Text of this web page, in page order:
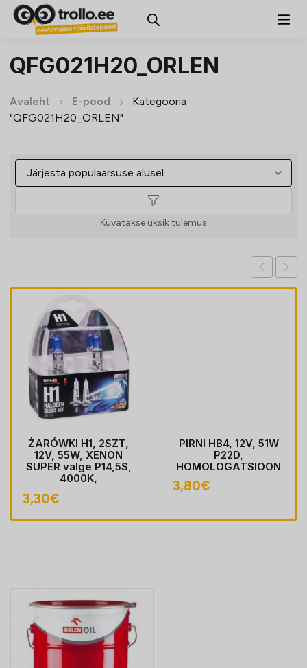
QFG021H20_ORLEN
Avaleht E-pood
Kategooria
"QFG021H20_ORLEN"
Kuvatakse üksik tulemus
ŻARÓWKI H1, 2SZT,
12V, 55W, XENON
SUPER valge P14,5S,
4000K,
3,30€
PIRNI HB4, 12V, 51W
P22D,
HOMOLOGATSIOON
3,80€